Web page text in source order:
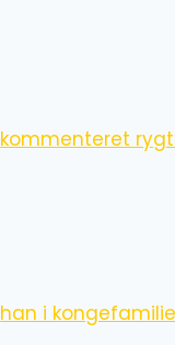
kommenteret
han i